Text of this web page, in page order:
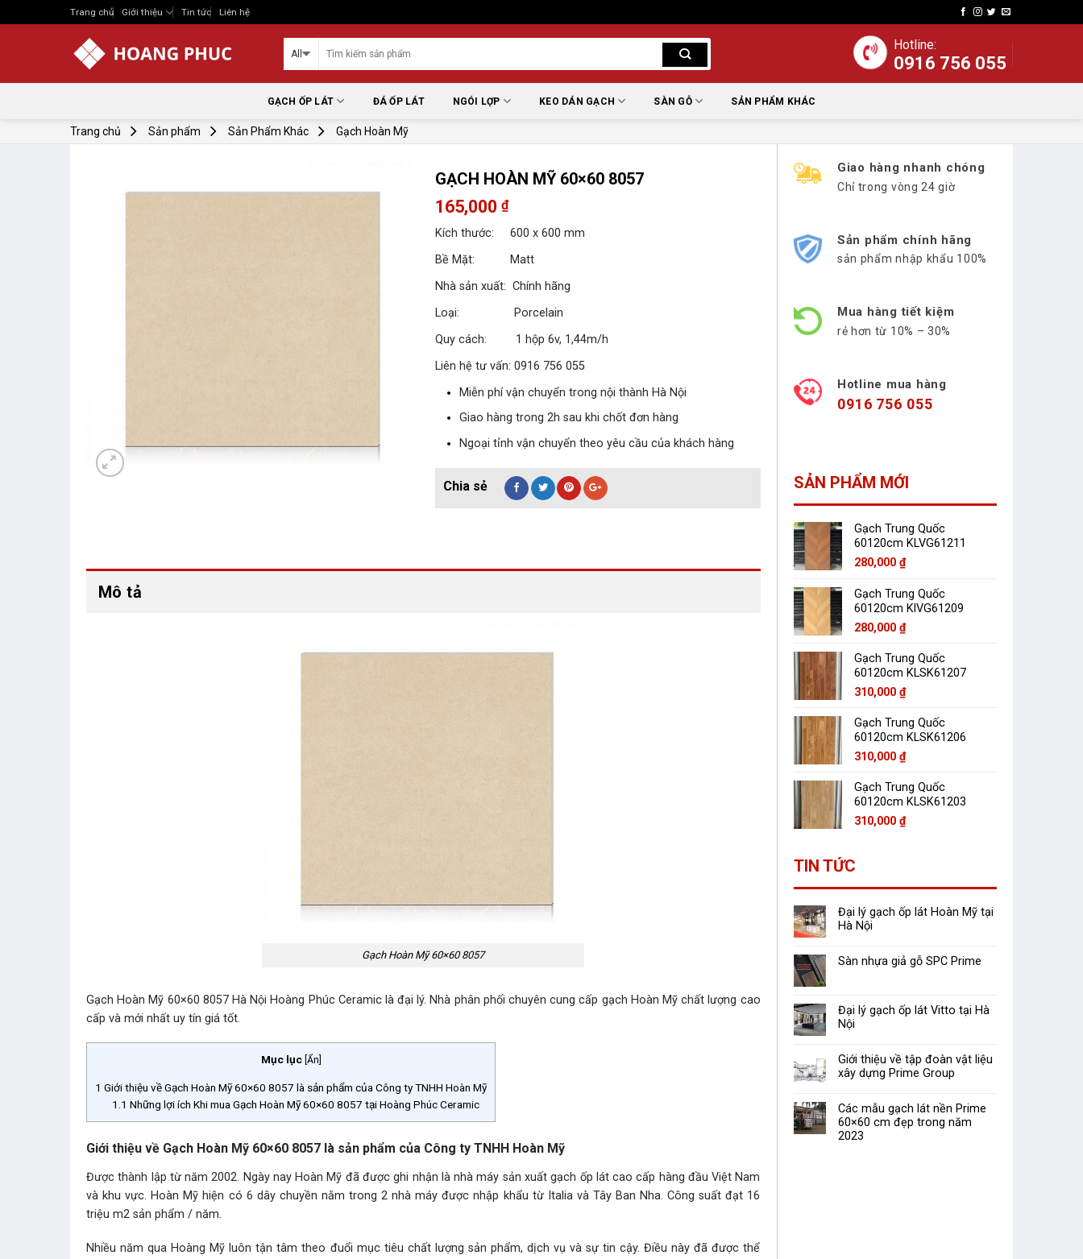
to
Trang chủ Giới thiệu Tin tức Liên hệ
Hotline:
0916 756 055
GẠCH ỐP LÁT ĐÁ ỐP LÁT NGÓI LỢP KEO DÁN GẠCH SÀN GỖ SẢN PHẨM KHÁC
Trang chủ Sản phẩm Sản Phẩm Khác Gạch Hoàn Mỹ
GẠCH HOÀN MỸ 60×60 8057
165,000₫
Kích thước: 600 x 600 mm
Bề Mặt: Matt
Nhà sản xuất: Chính hãng
Loại: Porcelain
Quy cách: 1 hộp 6v, 1,44m/h
Liên hệ tư vấn: 0916 756 055
Miễn phí vận chuyển trong nội thành Hà Nội
Giao hàng trong 2h sau khi chốt đơn hàng
Ngoại tỉnh vận chuyển theo yêu cầu của khách hàng
Mô tả
Gạch Hoàn Mỹ 60×60 8057
Gạch Hoàn Mỹ 60×60 8057 Hà Nội Hoàng Phúc Ceramic là đại lý. Nhà phân phối chuyên cung cấp gạch Hoàn Mỹ chất lượng cao
cấp và mới nhất uy tín giá tốt.
Mục lục Ẩn
1 Giới thiệu về Gạch Hoàn Mỹ 60×60 8057 là sản phẩm của Công ty TNHH Hoàn Mỹ
1.1 Những lợi ích Khi mua Gạch Hoàn Mỹ 60×60 8057 tại Hoàng Phúc Ceramic
Giới thiệu về Gạch Hoàn Mỹ 60×60 8057 là sản phẩm của Công ty TNHH Hoàn Mỹ
Được thành lập từ năm 2002. Ngày nay Hoàn Mỹ đã được ghi nhận là nhà máy sản xuất gạch ốp lát cao cấp hàng đầu Việt Nam
và khu vực. Hoàn Mỹ hiện có 6 dây chuyền nằm trong 2 nhà máy được nhập khẩu từ Italia và Tây Ban Nha. Công suất đạt 16
triệu m2 sản phẩm / năm.
Nhiều năm qua Hoàng Mỹ luôn tận tâm theo đuổi mục tiêu chất lượng sản phẩm, dịch vụ và sự tin cậy. Điều này đã được thể
Giao hàng nhanh chóng
Chỉ trong vòng 24 giờ
Sản phẩm chính hãng
sản phẩm nhập khẩu 100%
Mua hàng tiết kiệm
rẻ hơn từ 10% – 30%
Hotline mua hàng
0916 756 055
SẢN PHẨM MỚI
Gạch Trung Quốc
60120cm KLVG61211
280,000 ₫
Gạch Trung Quốc
60120cm KlVG61209
280,000 ₫
Gạch Trung Quốc
60120cm KLSK61207
310,000 ₫
Gạch Trung Quốc
60120cm KLSK61206
310,000 ₫
Gạch Trung Quốc
60120cm KLSK61203
310,000 ₫
TIN TỨC
Đại lý gạch ốp lát Hoàn Mỹ tại
Hà Nội
Sàn nhựa giả gỗ SPC Prime
Đại lý gạch ốp lát Vitto tại Hà
Nội
Giới thiệu về tập đoàn vật liệu
xây dựng Prime Group
Các mẫu gạch lát nền Prime
60×60 cm đẹp trong năm
2023